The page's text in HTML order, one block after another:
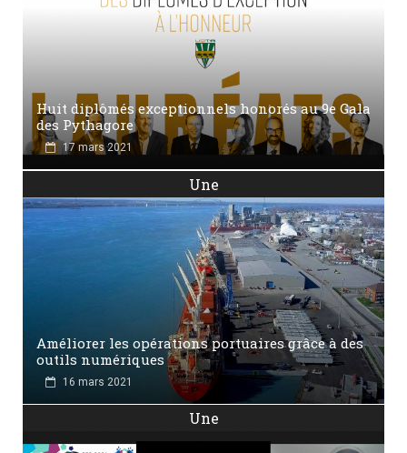
Huit diplômés exceptionnels honorés au 9e Gala
des Pythagore
17 mars 2021
Une
Améliorer les opérations portuaires grâce à des
outils numériques
16 mars 2021
Une